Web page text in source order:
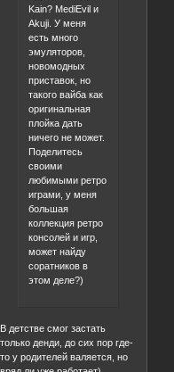
Kain? MediEvil и
Akuji. У меня
есть много
эмуляторов,
новомодных
приставок, но
такого вайба как
оригинальная
плойка дать
ничего не может.
Поделитесь
своими
любимыми ретро
играми, у меня
большая
коллекция ретро
консолей и игр,
может найду
соратников в
этом деле?)
В детстве смог застать
только денди, до сих пор где-
то у родителей валяется, но